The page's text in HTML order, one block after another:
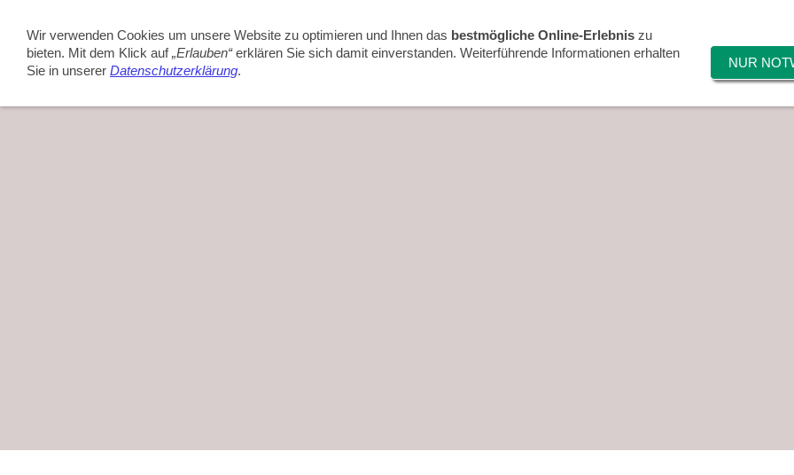
Wir verwenden Cookies um unsere Website zu optimieren und Ihnen das bestmögliche Online-Erlebnis zu
bieten. Mit dem Klick auf„Erlauben“erklären Sie sich damit einverstanden. Weiterführende Informationen erhalten
Sie in unserer Datenschutzerklärung.
NUR